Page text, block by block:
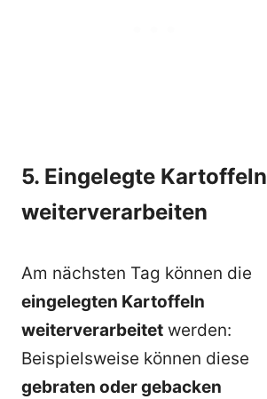
5. Eingelegte Kartoffeln
weiterverarbeiten
Am nächsten Tag können die
eingelegten Kartoffeln
weiterverarbeitet werden:
Beispielsweise können diese
gebraten oder gebacken